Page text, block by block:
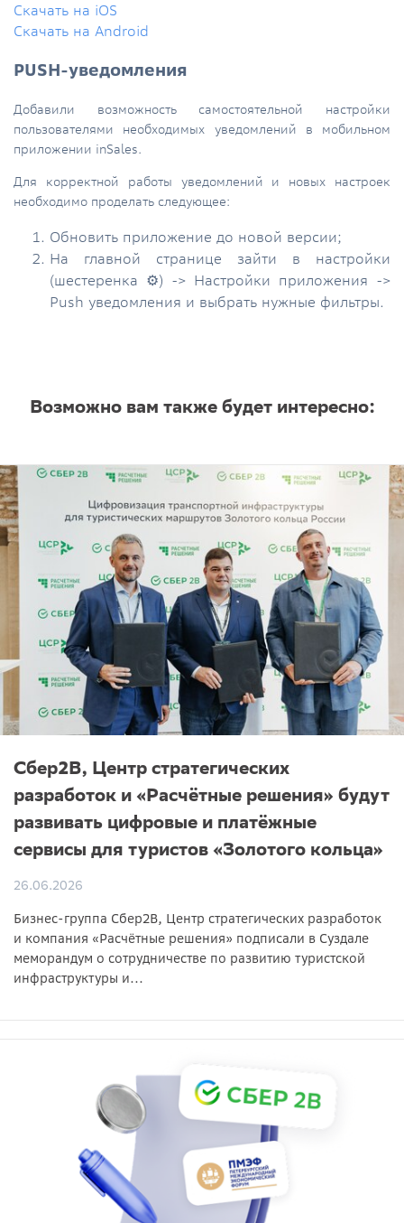
Скачать на iOS
Скачать на Android
PUSH-уведомления
Добавили возможность самостоятельной настройки
пользователями необходимых уведомлений в мобильном
приложении inSales.
Для корректной работы уведомлений и новых настроек
необходимо проделать следующее:
Обновить приложение до новой версии;
На главной странице зайти в настройки
(шестеренка ⚙) -> Настройки приложения ->
Push уведомления и выбрать нужные фильтры.
Возможно вам также будет интересно:
Сбер2B, Центр стратегических
разработок и «Расчётные решения» будут
развивать цифровые и платёжные
сервисы для туристов «Золотого кольца»
26.06.2026
Бизнес-группа Сбер2B, Центр стратегических разработок
и компания «Расчётные решения» подписали в Суздале
меморандум о сотрудничестве по развитию туристской
инфраструктуры и...